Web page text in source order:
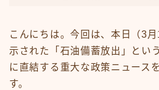
こんにちは。今回は、本日（3
示された「石油備蓄放出」とい
に直結する重大な政策ニュース
す。